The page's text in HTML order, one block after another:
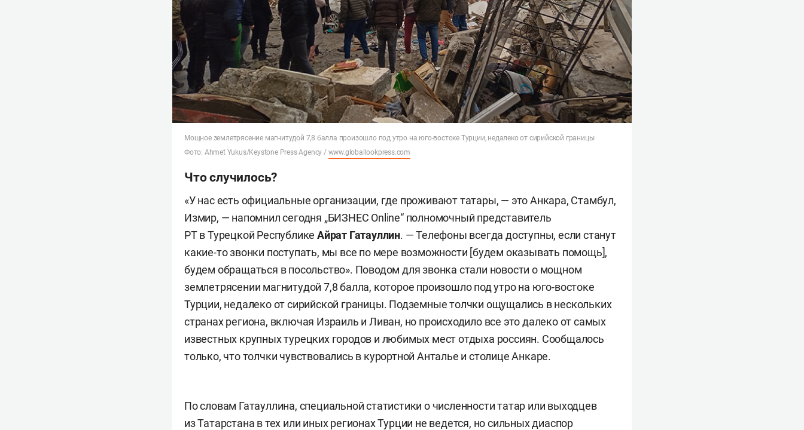
Мощное землетрясение магнитудой 7,8 балла произошло под утро на юго-востоке Турции, недалеко от сирийской границы
Фото: Ahmet Yukus/Keystone Press Agency / www.globallookpress.com
Что случилось?
«У нас есть официальные организации, где проживают татары, — это Анкара, Стамбул,
Измир, — напомнил сегодня „БИЗНЕС Online“ полномочный представитель
РТ в Турецкой РеспубликеАйрат Гатауллин. — Телефоны всегда доступны, если станут
какие-то звонки поступать, мы все по мере возможности [будем оказывать помощь],
будем обращаться в посольство». Поводом для звонка стали новости о мощном
землетрясении магнитудой 7,8 балла, которое произошло под утро на юго-востоке
Турции, недалеко от сирийской границы. Подземные толчки ощущались в нескольких
странах региона, включая Израиль и Ливан, но происходило все это далеко от самых
известных крупных турецких городов и любимых мест отдыха россиян. Сообщалось
только, что толчки чувствовались в курортной Анталье и столице Анкаре.
По словам Гатауллина, специальной статистики о численности татар или выходцев
из Татарстана в тех или иных регионах Турции не ведется, но сильных диаспор